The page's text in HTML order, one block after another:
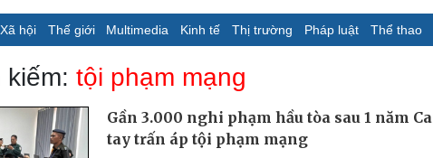
Xã hội Thế giới Multimedia Kinh tế Thị trường Pháp luật Thể thao
Xã hội
Tin 24h
Giáo dục
Dự báo thời tiết
Dấu ấn VOV
Quan sát
Cuộc sống đó đây
Hồ sơ
Video
E-
tội phạm mạng
Gần 3.000 nghi phạm hầu tòa sau 1 năm
tay trấn áp tội phạm mạng